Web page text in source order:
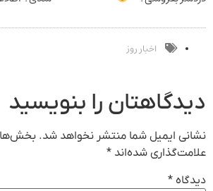
ثبت کن
اخبار روز
دیدگاهتان را بنویسید
نشانی ایمیل شما منتشر نخواهد شد.
علامت‌گذاری شده‌اند *
دیدگاه *